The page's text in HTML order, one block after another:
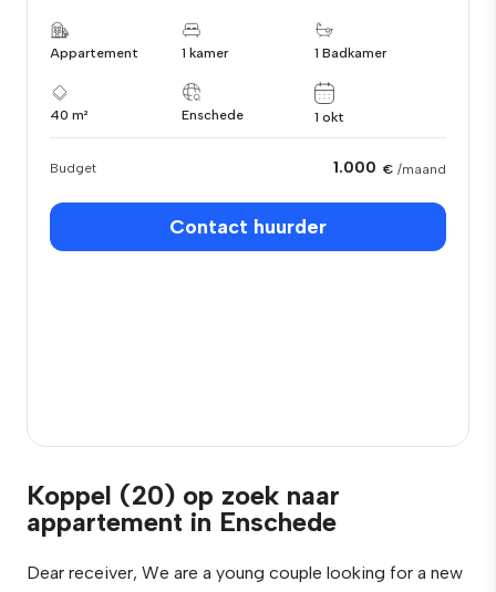
Appartement 1 kamer 1 Badkamer
40 m² Enschede 1 okt
Budget 1.000 € /maand
Contact huurder
Koppel (20) op zoek naar
appartement in Enschede
Dear receiver, We are a young couple looking for a new